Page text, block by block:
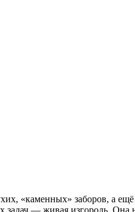
«каменных» заборов, а ещё
— живая изгородь. Она